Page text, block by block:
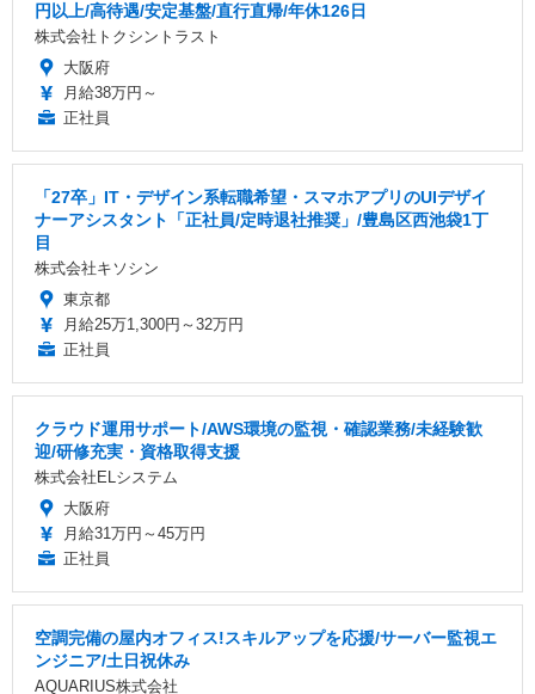
円以上/高待遇/安定基盤/直行直帰/年休126日
株式会社トクシントラスト
大阪府
月給38万円～
正社員
「27卒」IT・デザイン系転職希望・スマホアプリのUIデザイ
ナーアシスタント「正社員/定時退社推奨」/豊島区西池袋1丁
目
株式会社キソシン
東京都
月給25万1,300円～32万円
正社員
クラウド運用サポート/AWS環境の監視・確認業務/未経験歓
迎/研修充実・資格取得支援
株式会社ELシステム
大阪府
月給31万円～45万円
正社員
空調完備の屋内オフィス!スキルアップを応援/サーバー監視エ
ンジニア/土日祝休み
AQUARIUS株式会社